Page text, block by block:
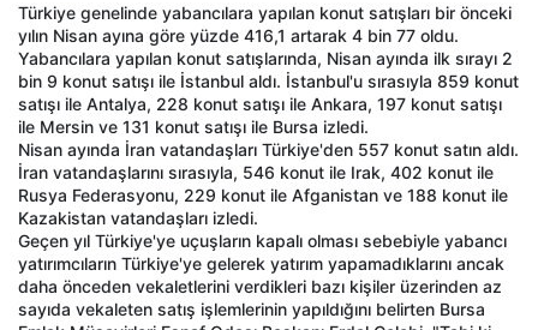
Türkiye genelinde yabancılara yapılan konut satışları bir önceki
yılın Nisan ayına göre yüzde 416,1 artarak 4 bin 77 oldu.
Yabancılara yapılan konut satışlarında, Nisan ayında ilk sırayı 2
bin 9 konut satışı ile İstanbul aldı. İstanbul'u sırasıyla 859 konut
satışı ile Antalya, 228 konut satışı ile Ankara, 197 konut satışı
ile Mersin ve 131 konut satışı ile Bursa izledi.
Nisan ayında İran vatandaşları Türkiye'den 557 konut satın aldı.
İran vatandaşlarını sırasıyla, 546 konut ile Irak, 402 konut ile
Rusya Federasyonu, 229 konut ile Afganistan ve 188 konut ile
Kazakistan vatandaşları izledi.
Geçen yıl Türkiye'ye uçuşların kapalı olması sebebiyle yabancı
yatırımcıların Türkiye'ye gelerek yatırım yapamadıklarını ancak
daha önceden vekaletlerini verdikleri bazı kişiler üzerinden az
sayıda vekaleten satış işlemlerinin yapıldığını belirten Bursa